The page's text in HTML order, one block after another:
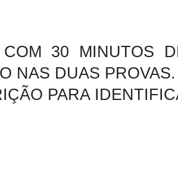
30 MINUTOS
NAS DUAS
PARA